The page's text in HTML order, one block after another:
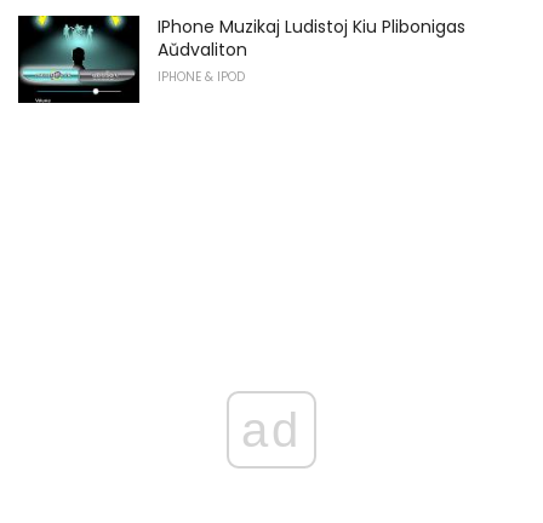
IPhone Muzikaj Ludistoj Kiu Plibonigas
Aŭdvaliton
IPHONE & IPOD
ad